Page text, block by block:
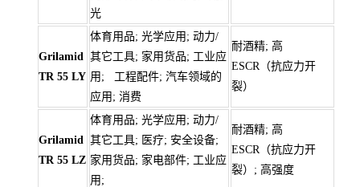
光
Grilamid
TR 55 LY
体育用品; 光学应用; 动力/
其它工具; 家用货品; 工业应
用; 工程配件; 汽车领域的
应用; 消费
耐酒精; 高
ESCR（抗应力开
裂）
Grilamid
TR 55 LZ
体育用品; 光学应用; 动力/
其它工具; 医疗; 安全设备;
家用货品; 家电部件; 工业应
用;
耐酒精; 高
ESCR（抗应力开
裂）; 高强度